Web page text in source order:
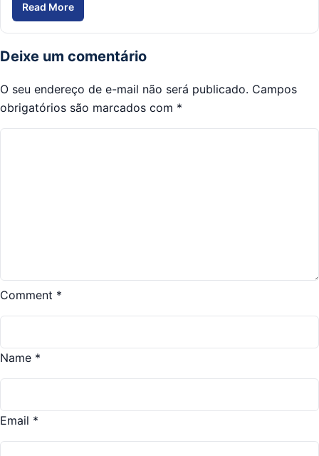
Read More
Como fazer uma tubulação de Lage?
Deixe um comentário
O seu endereço de e-mail não será publicado. Campos
obrigatórios são marcados com *
Comment *
Name *
Email *